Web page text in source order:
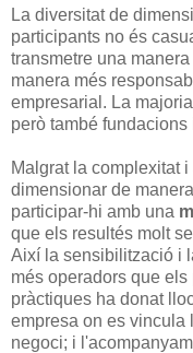
La diversitat de
participants no és
transmetre una
manera més
empresarial. La
però també fundacions
Malgrat la complexitat
dimensionar de
participar-hi amb una
que els resultés molt
Així la sensibilització i
més operadors que
pràctiques ha donat
empresa on es vincula
negoci; i